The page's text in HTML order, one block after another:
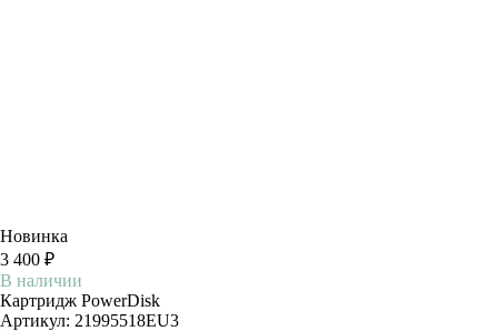
Новинка
3 400 ₽
В наличии
Картридж PowerDisk
Артикул: 21995518EU3